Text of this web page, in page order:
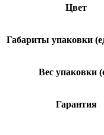
Цвет
Габариты упаковки
Вес упаковки
Гарантия